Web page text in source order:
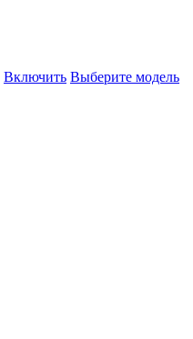
Включить Выберите модель